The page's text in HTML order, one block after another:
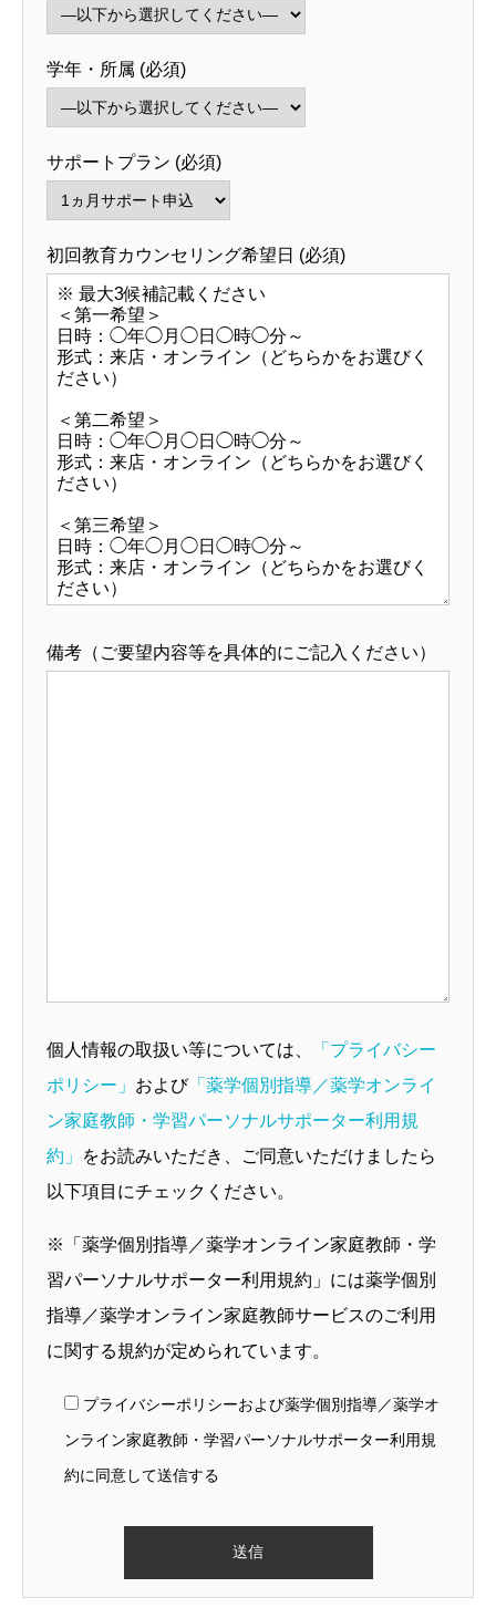
学年・所属 (必須)
サポートプラン (必須)
初回教育カウンセリング希望日 (必須)
備考（ご要望内容等を具体的にご記入ください）
個人情報の取扱い等については、
「プライバシー
ポリシー」 および「薬学個別指導／薬学オンライ
ン家庭教師・学習パーソナルサポーター利用規
約」
をお読みいただき、ご同意いただけましたら
以下項目にチェックください。
※「薬学個別指導／薬学オンライン家庭教師・学
習パーソナルサポーター利用規約」には薬学個別
指導／薬学オンライン家庭教師サービスのご利用
に関する規約が定められています。
プライバシーポリシーおよび薬学個別指導／薬学オ
ンライン家庭教師・学習パーソナルサポーター利用規
約に同意して送信する